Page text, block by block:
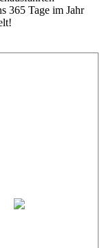
365 Tage im Jahr